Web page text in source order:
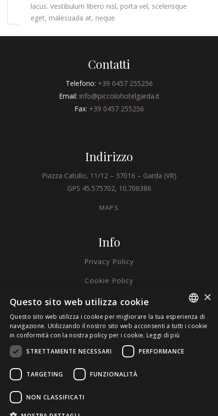
lacus. Vestibulum libero nisl, porta vel, scelerisque
eget, malesuada at, neque.
Contatti
Telefono: +39 0457 255256
Email: info@piccolohotelgarda.it
Fax: +39 0457 255256
Indirizzo
Piazza Catullo, 11/12 – 37016 – Garda (VR)
GPS 45.575702, 10.706386
MAPS
Info
Privacy Policy
Cookie Policy
Credits
ITALIAN
×
Questo sito web utilizza cookie
Questo sito web utilizza i cookie per migliorare la tua esperienza di
navigazione. Utilizzando il nostro sito web acconsenti a tutti i cookie
in conformità con la nostra policy per i cookie. Leggi di più
STRETTAMENTE NECESSARI
PERFORMANCE
TARGETING FUNZIONALITÀ
NON CLASSIFICATI